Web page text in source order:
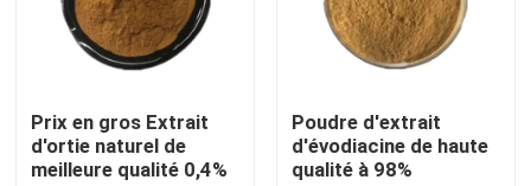
Visite de l'usine
Nous contacter
Prix en gros Extrait
d'ortie naturel de
meilleure qualité 0,4%
Poudre d'extrait
d'évodiacine de haute
qualité à 98%